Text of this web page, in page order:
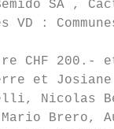
SA ,
VD :
CHF 200.-
et Josiane
Nicolas
Mario Brero,